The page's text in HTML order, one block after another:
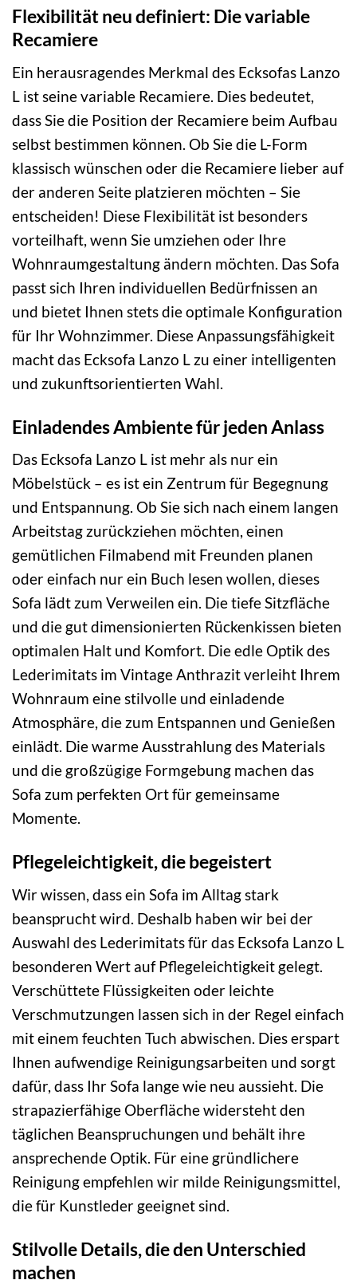
Flexibilität neu definiert: Die variable
Recamiere
Ein herausragendes Merkmal des Ecksofas Lanzo
L ist seine variable Recamiere. Dies bedeutet,
dass Sie die Position der Recamiere beim Aufbau
selbst bestimmen können. Ob Sie die L-Form
klassisch wünschen oder die Recamiere lieber auf
der anderen Seite platzieren möchten – Sie
entscheiden! Diese Flexibilität ist besonders
vorteilhaft, wenn Sie umziehen oder Ihre
Wohnraumgestaltung ändern möchten. Das Sofa
passt sich Ihren individuellen Bedürfnissen an
und bietet Ihnen stets die optimale Konfiguration
für Ihr Wohnzimmer. Diese Anpassungsfähigkeit
macht das Ecksofa Lanzo L zu einer intelligenten
und zukunftsorientierten Wahl.
Einladendes Ambiente für jeden Anlass
Das Ecksofa Lanzo L ist mehr als nur ein
Möbelstück – es ist ein Zentrum für Begegnung
und Entspannung. Ob Sie sich nach einem langen
Arbeitstag zurückziehen möchten, einen
gemütlichen Filmabend mit Freunden planen
oder einfach nur ein Buch lesen wollen, dieses
Sofa lädt zum Verweilen ein. Die tiefe Sitzfläche
und die gut dimensionierten Rückenkissen bieten
optimalen Halt und Komfort. Die edle Optik des
Lederimitats im Vintage Anthrazit verleiht Ihrem
Wohnraum eine stilvolle und einladende
Atmosphäre, die zum Entspannen und Genießen
einlädt. Die warme Ausstrahlung des Materials
und die großzügige Formgebung machen das
Sofa zum perfekten Ort für gemeinsame
Momente.
Pflegeleichtigkeit, die begeistert
Wir wissen, dass ein Sofa im Alltag stark
beansprucht wird. Deshalb haben wir bei der
Auswahl des Lederimitats für das Ecksofa Lanzo L
besonderen Wert auf Pflegeleichtigkeit gelegt.
Verschüttete Flüssigkeiten oder leichte
Verschmutzungen lassen sich in der Regel einfach
mit einem feuchten Tuch abwischen. Dies erspart
Ihnen aufwendige Reinigungsarbeiten und sorgt
dafür, dass Ihr Sofa lange wie neu aussieht. Die
strapazierfähige Oberfläche widersteht den
täglichen Beanspruchungen und behält ihre
ansprechende Optik. Für eine gründlichere
Reinigung empfehlen wir milde Reinigungsmittel,
die für Kunstleder geeignet sind.
Stilvolle Details, die den Unterschied
machen